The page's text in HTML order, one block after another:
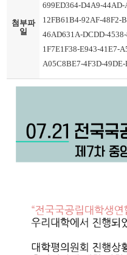
첨부파
일
699ED364-D4A9-
12FB61B4-92AF-48F2-
46AD631A-DCDD-
1F7E1F38-E943-41E7-
A05C8BE7-4F3D-